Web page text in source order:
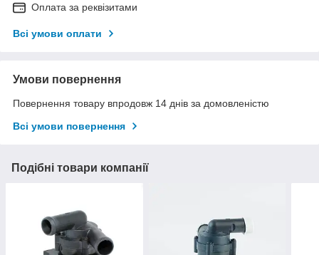
Оплата за реквізитами
Всі умови оплати
Умови повернення
Повернення товару впродовж 14 днів за домовленістю
Всі умови повернення
Подібні товари компанії